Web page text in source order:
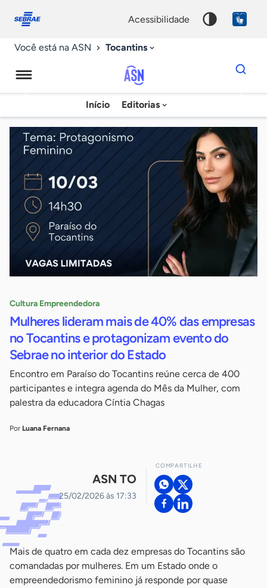
conosco
acessibilidade
Você está na ASN Tocantins
Agência
Sebrae
de
Notícias
Início Editorias
Dados
para
chave
Cultura Empreendedora
Mulheres lideram mais de 40% das empresas
no Tocantins e protagonizam evento do
Sebrae no interior do Estado
Encontro em Paraíso do Tocantins reúne cerca de 400
participantes e integra agenda do Mês da Mulher, com
palestra da educadora Cíntia Chagas
Por Luana Fernana
ASN TO
25/02/2026 às 17:33
COMPARTILHE
Mais de quatro em cada dez empresas do Tocantins são
comandadas por mulheres. Em um Estado onde o
empreendedorismo feminino já responde por quase